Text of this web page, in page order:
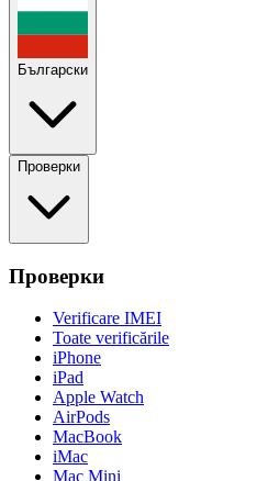
Български
Проверки
Проверки
Verificare IMEI
Toate verificările
iPhone
iPad
Apple Watch
AirPods
MacBook
iMac
Mac Mini